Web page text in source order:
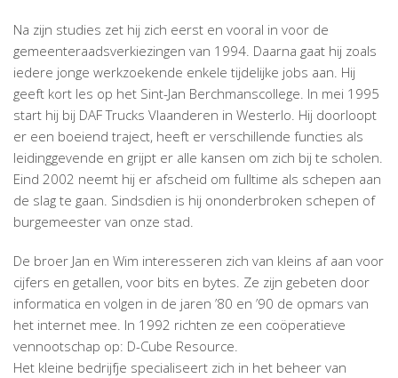
Na zijn studies zet hij zich eerst en vooral in voor de
gemeenteraadsverkiezingen van 1994. Daarna gaat hij zoals
iedere jonge werkzoekende enkele tijdelijke jobs aan. Hij
geeft kort les op het Sint-Jan Berchmanscollege. In mei 1995
start hij bij DAF Trucks Vlaanderen in Westerlo. Hij doorloopt
er een boeiend traject, heeft er verschillende functies als
leidinggevende en grijpt er alle kansen om zich bij te scholen.
Eind 2002 neemt hij er afscheid om fulltime als schepen aan
de slag te gaan. Sindsdien is hij ononderbroken schepen of
burgemeester van onze stad.
De broer Jan en Wim interesseren zich van kleins af aan voor
cijfers en getallen, voor bits en bytes. Ze zijn gebeten door
informatica en volgen in de jaren ’80 en ’90 de opmars van
het internet mee. In 1992 richten ze een coöperatieve
vennootschap op: D-Cube Resource.
Het kleine bedrijfje specialiseert zich in het beheer van